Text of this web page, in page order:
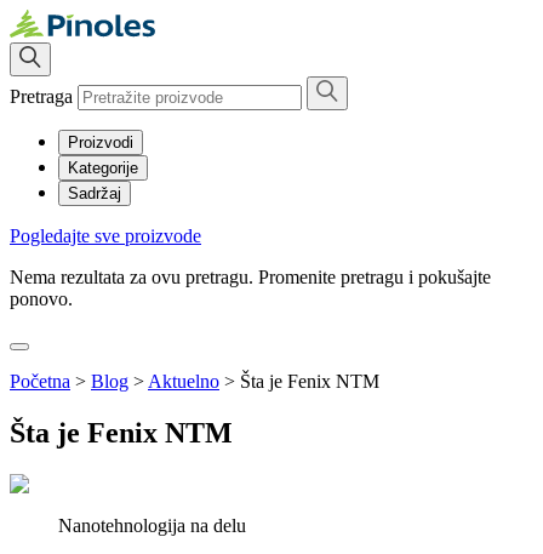
Pretraga
Proizvodi
Kategorije
Sadržaj
Pogledajte sve proizvode
Nema rezultata za ovu pretragu. Promenite pretragu i pokušajte
ponovo.
Početna > Blog > Aktuelno > Šta je Fenix NTM
Šta je Fenix NTM
Nanotehnologija na delu